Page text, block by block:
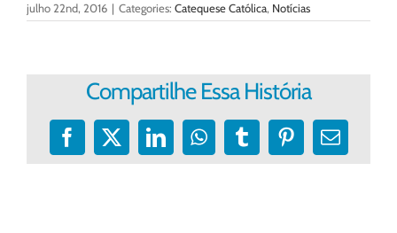
julho 22nd, 2016 | Categories: Catequese Católica, Notícias
Compartilhe Essa História
Facebook
X LinkedInWhatsApp
TumblrPinterest
E-